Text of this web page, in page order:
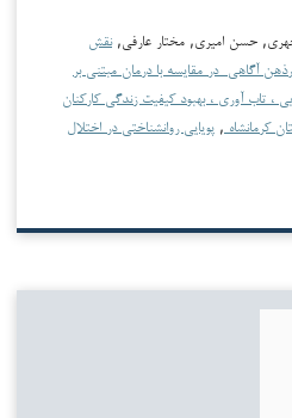
حسن امیری, مختار عارفی,نقش
آگاهی در مقایسه با درمان مبتنی بر
تاب آوری ، بهبود کیفیت زندگی کارکنان
کرمانشاه , پویایی روانشناختی در اختلال